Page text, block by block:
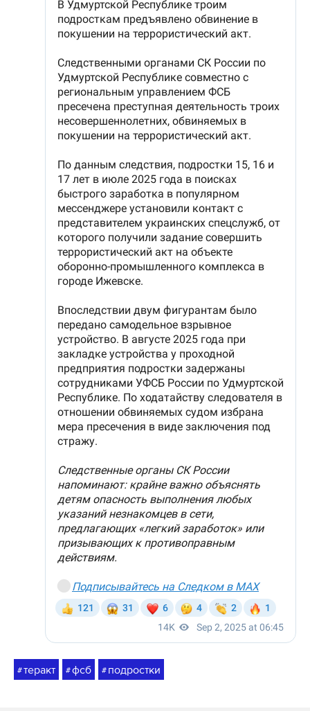
#теракт #фсб # подростки